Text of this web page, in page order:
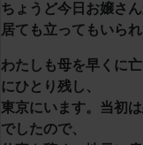
ちょうど今日お嬢さ
居ても立ってもいら
わたしも母を早くに
にひとり残し、
東京にいます。当初
でしたので、